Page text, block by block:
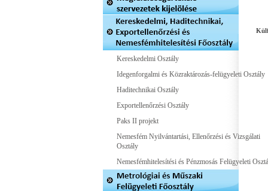
Kereskedelmi Osztály
Idegenforgalmi és Közraktározás-felügyeleti Osztály
Haditechnikai Osztály
Exportellenőrzési Osztály
Paks II projekt
Nemesfém Nyilvántartási, Ellenőrzési és Vizsgálati
Osztály
Nemesfémhitelesítési és Pénzmosás Felügyeleti